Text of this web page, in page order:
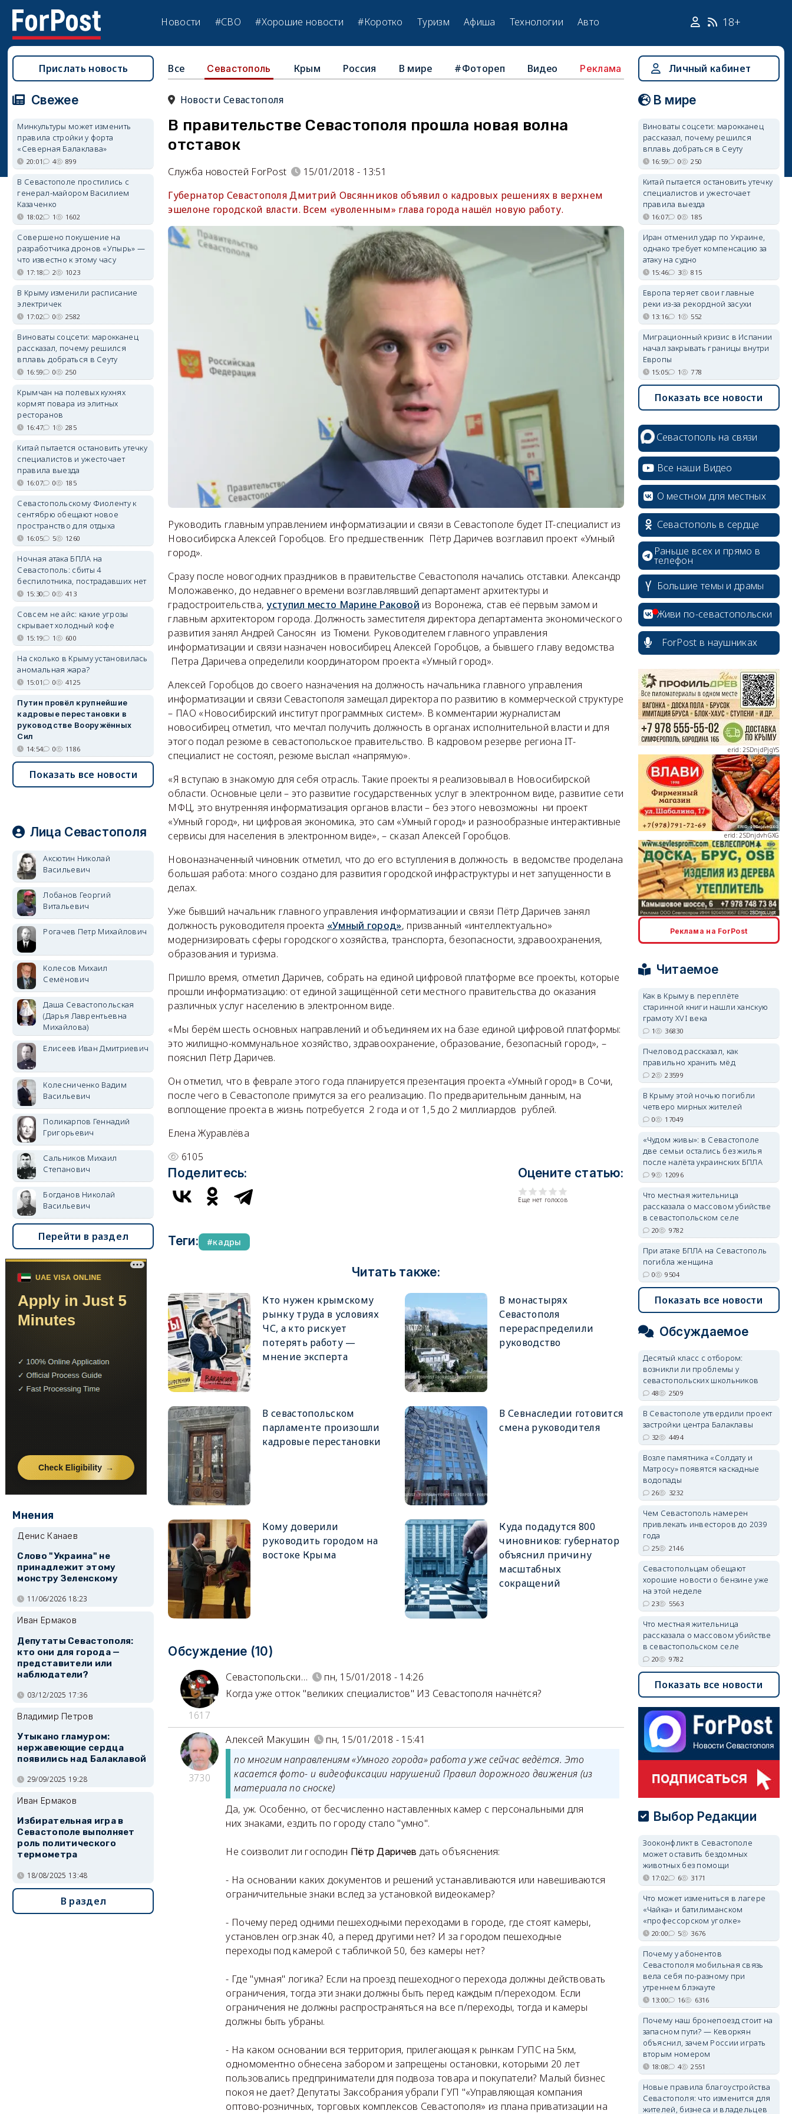
Новости #СВО #Хорошие новости #Коротко Туризм Афиша Технологии Авто 18+
Все Севастополь Крым Россия В мире #Фотореп Видео Реклама
Новости Севастополя
В правительстве Севастополя прошла новая волна
отставок
Служба новостей ForPost
15/01/2018 - 13:51
Губернатор Севастополя Дмитрий Овсянников объявил о кадровых решениях в верхнем
эшелоне городской власти. Всем «уволенным» глава города нашёл новую работу.
Руководить главным управлением информатизации и связи в Севастополе будет IT-специалист из
Новосибирска Алексей Горобцов. Его предшественник Пётр Даричев возглавил проект «Умный
город».
Сразу после новогодних праздников в правительстве Севастополя начались отставки. Александр
Моложавенко, до недавнего времени возглавлявший департамент архитектуры и
градостроительства,уступил место Марине Раковой из Воронежа, став её первым замом и
главным архитектором города. Должность заместителя директора департамента экономического
развития занял Андрей Саносян из Тюмени. Руководителем главного управления
информатизации и связи назначен новосибирец Алексей Горобцов, а бывшего главу ведомства
Петра Даричева определили координатором проекта «Умный город».
Алексей Горобцов до своего назначения на должность начальника главного управления
информатизации и связи Севастополя замещал директора по развитию в коммерческой структуре
– ПАО «Новосибирский институт программных систем». В комментарии журналистам
новосибирец отметил, что мечтал получить должность в органах исполнительной власти и для
этого подал резюме в севастопольское правительство. В кадровом резерве региона IT-
специалист не состоял, резюме выслал «напрямую».
«Я вступаю в знакомую для себя отрасль. Такие проекты я реализовывал в Новосибирской
области. Основные цели – это развитие государственных услуг в электронном виде, развитие сети
МФЦ, это внутренняя информатизация органов власти – без этого невозможны ни проект
«Умный город», ни цифровая экономика, это сам «Умный город» и разнообразные интерактивные
сервисы для населения в электронном виде», – сказал Алексей Горобцов.
Новоназначенный чиновник отметил, что до его вступления в должность в ведомстве проделана
большая работа: много создано для развития городской инфраструктуры и нет запущенности в
делах.
Уже бывший начальник главного управления информатизации и связи Пётр Даричев занял
должность руководителя проекта «Умный город», призванный «интеллектуально»
модернизировать сферы городского хозяйства, транспорта, безопасности, здравоохранения,
образования и туризма.
Пришло время, отметил Даричев, собрать на единой цифровой платформе все проекты, которые
прошли информатизацию: от единой защищённой сети местного правительства до оказания
различных услуг населению в электронном виде.
«Мы берём шесть основных направлений и объединяем их на базе единой цифровой платформы:
это жилищно-коммунальное хозяйство, здравоохранение, образование, безопасный город», –
пояснил Пётр Даричев.
Он отметил, что в феврале этого года планируется презентация проекта «Умный город» в Сочи,
после чего в Севастополе примутся за его реализацию. По предварительным данным, на
воплощение проекта в жизнь потребуется 2 года и от 1,5 до 2 миллиардов рублей.
Елена Журавлёва
6105
Поделитесь: Оцените статью:
Еще нет голосов
Теги: кадры
Читать также:
Кто нужен крымскому
рынку труда в условиях
ЧС, а кто рискует
потерять работу —
мнение эксперта
В монастырях
Севастополя
перераспределили
руководство
В севастопольском
парламенте произошли
кадровые перестановки
В Севнаследии готовится
смена руководителя
Кому доверили
руководить городом на
востоке Крыма
Куда подадутся 800
чиновников: губернатор
объяснил причину
масштабных
сокращений
Обсуждение (10)
1617
Севастопольски…
пн, 15/01/2018 - 14:26
Когда уже отток "великих специалистов" ИЗ Севастополя начнётся?
3730
Алексей Макушин
пн, 15/01/2018 - 15:41
по многим направлениям «Умного города» работа уже сейчас ведётся. Это
касается фото- и видеофиксации нарушений Правил дорожного движения (из
материала по сноске)
Да, уж. Особенно, от бесчисленно наставленных камер с персональными для
них знаками, ездить по городу стало "умно".
Не соизволит ли господин Пётр Даричев дать объяснения:
- На основании каких документов и решений устанавливаются или навешиваются
ограничительные знаки вслед за установкой видеокамер?
- Почему перед одними пешеходными переходами в городе, где стоят камеры,
установлен огр.знак 40, а перед другими нет? И за городом пешеходные
переходы под камерой с табличкой 50, без камеры нет?
- Где "умная" логика? Если на проезд пешеходного перехода должны действовать
ограничения, тогда эти знаки должны быть перед каждым п/переходом. Если
ограничения не должны распространяться на все п/переходы, тогда и камеры
должны быть убраны.
- На каком основании вся территория, прилегающая к рынкам ГУПС на 5км,
одномоментно обнесена забором и запрещены остановки, которыми 20 лет
пользовались предприниматели для подвоза товара и покупатели? Малый бизнес
покоя не дает? Депутаты Заксобрания убрали ГУП "«Управляющая компания
оптово-розничных, торговых комплексов Севастополя» из плана приватизации на
Прислать новость
Свежее
Минкультуры может изменить
правила стройки у форта
«Северная Балаклава»
20:01 4 899
В Севастополе простились с
генерал-майором Василием
Казаченко
18:02 1 1602
Совершено покушение на
разработчика дронов «Упырь» —
что известно к этому часу
17:18 2 1023
В Крыму изменили расписание
электричек
17:02 0 2582
Виноваты соцсети: марокканец
рассказал, почему решился
вплавь добраться в Сеуту
16:59 0 250
Крымчан на полевых кухнях
кормят повара из элитных
ресторанов
16:47 1 285
Китай пытается остановить утечку
специалистов и ужесточает
правила выезда
16:07 0 185
Севастопольскому Фиоленту к
сентябрю обещают новое
пространство для отдыха
16:05 5 1260
Ночная атака БПЛА на
Севастополь: сбиты 4
беспилотника, пострадавших нет
15:30 0 413
Совсем не айс: какие угрозы
скрывает холодный кофе
15:19 1 600
На сколько в Крыму установилась
аномальная жара?
15:01 0 4125
Путин провёл крупнейшие
кадровые перестановки в
руководстве Вооружённых
Сил
14:54 0 1186
Показать все новости
Лица Севастополя
Аксютин Николай
Васильевич
Лобанов Георгий
Витальевич
Рогачев Петр Михайлович
Колесов Михаил
Семёнович
Даша Севастопольская
(Дарья Лаврентьевна
Михайлова)
Елисеев Иван Дмитриевич
Колесниченко Вадим
Васильевич
Поликарпов Геннадий
Григорьевич
Сальников Михаил
Степанович
Богданов Николай
Васильевич
Перейти в раздел
Мнения
Денис Канаев
Слово "Украина" не
принадлежит этому
монстру Зеленскому
11/06/2026 18:23
Иван Ермаков
Депутаты Севастополя:
кто они для города —
представители или
наблюдатели?
03/12/2025 17:36
Владимир Петров
Утыкано гламуром:
нержавеющие сердца
появились над Балаклавой
29/09/2025 19:28
Иван Ермаков
Избирательная игра в
Севастополе выполняет
роль политического
термометра
18/08/2025 13:48
В раздел
Личный кабинет
В мире
Виноваты соцсети: марокканец
рассказал, почему решился
вплавь добраться в Сеуту
16:59 0 250
Китай пытается остановить утечку
специалистов и ужесточает
правила выезда
16:07 0 185
Иран отменил удар по Украине,
однако требует компенсацию за
атаку на судно
15:46 3 815
Европа теряет свои главные
реки из-за рекордной засухи
13:16 1 552
Миграционный кризис в Испании
начал закрывать границы внутри
Европы
15:05 1 778
Показать все новости
Севастополь на связи
Все наши Видео
О местном для местных
Севастополь в сердце
Раньше всех и прямо в
телефон
Большие темы и драмы
Живи по-севастопольски
ForPost в наушниках
erid: 2SDnjdPjgYS
erid: 2SDnjdvhGXG
erid: 2SDnjcLUypt
erid: 2SDnjcrDNw6
erid: 2SDnjdPjgYS
Реклама на ForPost
Читаемое
Как в Крыму в переплёте
старинной книги нашли ханскую
грамоту XVI века
1 36830
Пчеловод рассказал, как
правильно хранить мёд
2 23599
В Крыму этой ночью погибли
четверо мирных жителей
0 17049
«Чудом живы»: в Севастополе
две семьи остались без жилья
после налёта украинских БПЛА
9 12096
Что местная жительница
рассказала о массовом убийстве
в севастопольском селе
20 9782
При атаке БПЛА на Севастополь
погибла женщина
0 9504
Показать все новости
Обсуждаемое
Десятый класс с отбором:
возникли ли проблемы у
севастопольских школьников
48 2509
В Севастополе утвердили проект
застройки центра Балаклавы
32 4494
Возле памятника «Солдату и
Матросу» появятся каскадные
водопады
26 3232
Чем Севастополь намерен
привлекать инвесторов до 2039
года
25 2146
Севастопольцам обещают
хорошие новости о бензине уже
на этой неделе
23 5563
Что местная жительница
рассказала о массовом убийстве
в севастопольском селе
20 9782
Показать все новости
Выбор Редакции
Зооконфликт в Севастополе
может оставить бездомных
животных без помощи
17:02 6 3171
Что может измениться в лагере
«Чайка» и батилиманском
«профессорском уголке»
20:00 5 3676
Почему у абонентов
Севастополя мобильная связь
вела себя по-разному при
утреннем блэкауте
13:00 16 6316
Почему наш бронепоезд стоит на
запасном пути? — Кеворкян
объяснил, зачем России играть
вторым номером
18:08 4 2551
Новые правила благоустройства
Севастополя: что изменится для
жителей, бизнеса и владельцев